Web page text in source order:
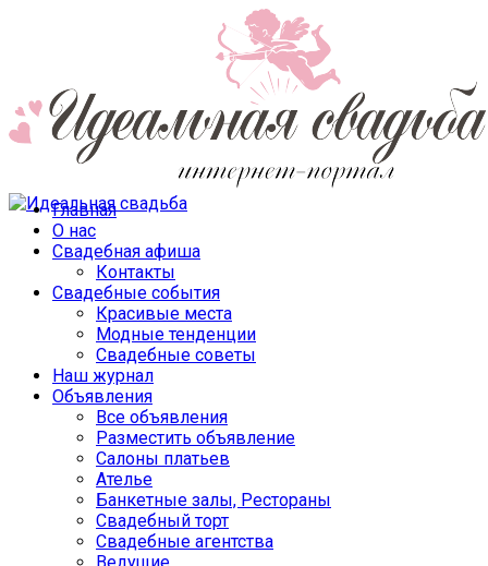
Главная
О нас
Свадебная афиша
Контакты
Свадебные события
Красивые места
Модные тенденции
Свадебные советы
Наш журнал
Объявления
Все объявления
Разместить объявление
Салоны платьев
Ателье
Банкетные залы, Рестораны
Свадебный торт
Свадебные агентства